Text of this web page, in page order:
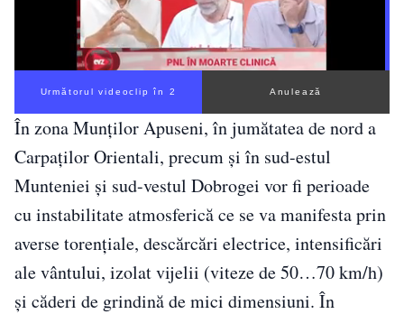
Următorul videoclip în 1 Anulează
În zona Munților Apuseni, în jumătatea de nord a
Carpaților Orientali, precum și în sud-estul
Munteniei și sud-vestul Dobrogei vor fi perioade
cu instabilitate atmosferică ce se va manifesta prin
averse torențiale, descărcări electrice, intensificări
ale vântului, izolat vijelii (viteze de 50…70 km/h)
și căderi de grindină de mici dimensiuni. În